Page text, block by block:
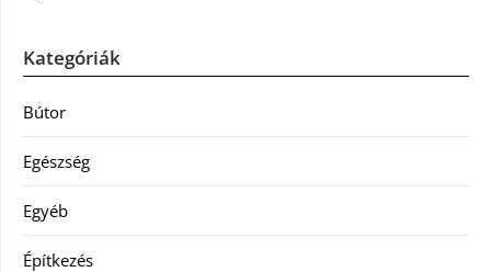
Kategóriák
Bútor
Egészség
Egyéb
Építkezés